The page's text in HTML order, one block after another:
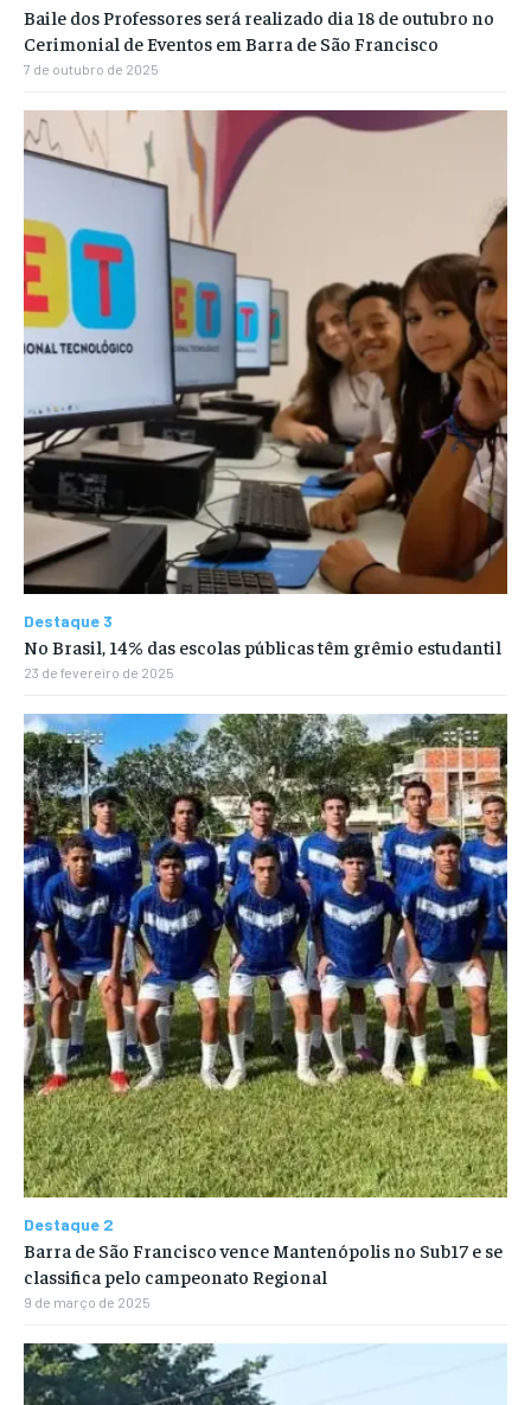
Baile dos Professores será realizado dia 18 de outubro no
Cerimonial de Eventos em Barra de São Francisco
7 de outubro de 2025
Destaque 3
No Brasil, 14% das escolas públicas têm grêmio estudantil
23 de fevereiro de 2025
Destaque 2
Barra de São Francisco vence Mantenópolis no Sub17 e se
classifica pelo campeonato Regional
9 de março de 2025